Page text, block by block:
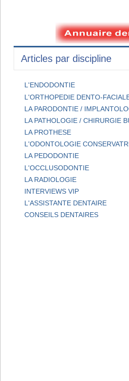
Articles par discipline
L'ENDODONTIE
L'ORTHOPEDIE DENTO-
LA PARODONTIE /
LA PATHOLOGIE / CHIRURGIE
LA PROTHESE
L'ODONTOLOGIE
LA PEDODONTIE
L'OCCLUSODONTIE
LA RADIOLOGIE
INTERVIEWS VIP
L'ASSISTANTE DENTAIRE
CONSEILS DENTAIRES